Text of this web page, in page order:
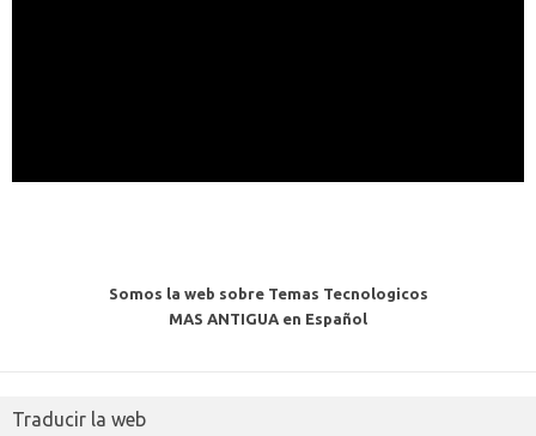
Somos la web sobre Temas Tecnologicos
MAS ANTIGUA en Español
Traducir la web